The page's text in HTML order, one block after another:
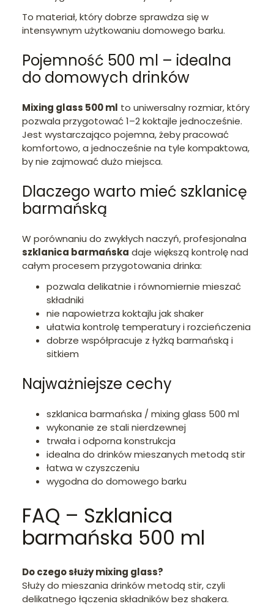
To materiał, który dobrze sprawdza się w
intensywnym użytkowaniu domowego barku.
Pojemność 500 ml – idealna
do domowych drinków
Mixing glass 500 ml to uniwersalny rozmiar, który
pozwala przygotować 1–2 koktajle jednocześnie.
Jest wystarczająco pojemna, żeby pracować
komfortowo, a jednocześnie na tyle kompaktowa,
by nie zajmować dużo miejsca.
Dlaczego warto mieć szklanicę
barmańską
W porównaniu do zwykłych naczyń, profesjonalna
szklanica barmańska daje większą kontrolę nad
całym procesem przygotowania drinka:
pozwala delikatnie i równomiernie mieszać
składniki
nie napowietrza koktajlu jak shaker
ułatwia kontrolę temperatury i rozcieńczenia
dobrze współpracuje z łyżką barmańską i
sitkiem
Najważniejsze cechy
szklanica barmańska / mixing glass 500 ml
wykonanie ze stali nierdzewnej
trwała i odporna konstrukcja
idealna do drinków mieszanych metodą stir
łatwa w czyszczeniu
wygodna do domowego barku
FAQ – Szklanica
barmańska 500 ml
Do czego służy mixing glass?
Służy do mieszania drinków metodą stir, czyli
delikatnego łączenia składników bez shakera.